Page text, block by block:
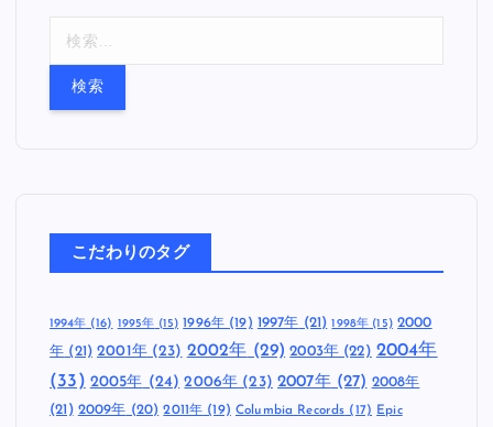
こだわりのタグ
1994年(16) 1995年 (15) 1996年(19) 1997年 (21) 1998年 (15) 2000
年 (21) 2001年(23) 2002年 (29) 2003年 (22) 2004年
(33) 2005年 (24) 2006年 (23) 2007年(27) 2008年
(21) 2009年 (20) 2011年 (19) Columbia Records (17) Epic